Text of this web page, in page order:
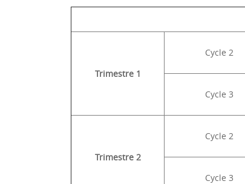
Trimestre 1
Cycle 2
Cycle 3
Trimestre 2
Cycle 2
Cycle 3